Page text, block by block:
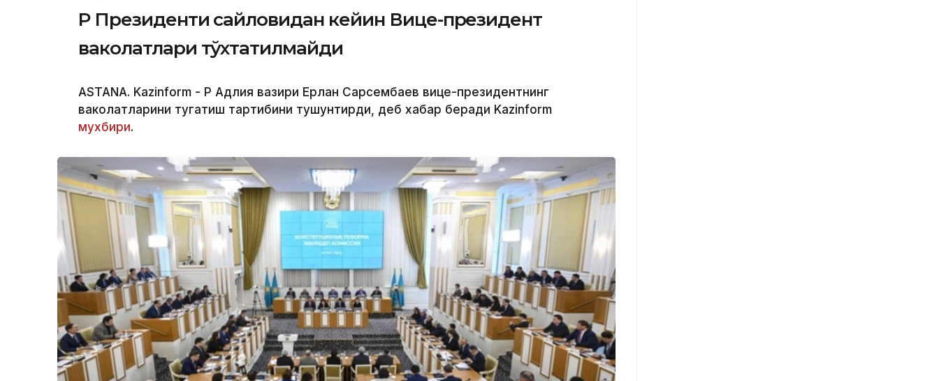
ҚР Президенти сайловидан кейин Вице-президент
ваколатлари тўхтатилмайди
ASTANA. Kazinform - ҚР Адлия вазири Ерлан Сарсембаев вице-президентнинг
ваколатларини тугатиш тартибини тушунтирди, деб хабар беради Kazinform
мухбири.